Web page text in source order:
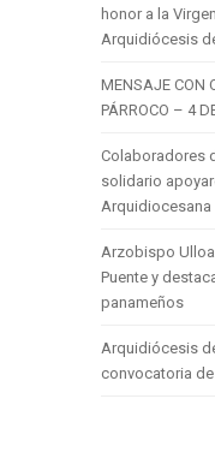
honor a la
Arquidiócesis
MENSAJE CON
PÁRROCO – 4
Colaboradores
solidario
Arquidiocesana
Arzobispo
Puente y
panameños
Arquidiócesis
convocatoria